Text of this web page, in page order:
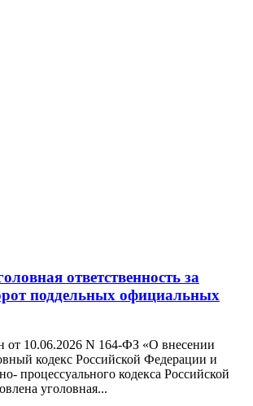
ответственность за
поддельных официальных
от 10.06.2026 N 164-ФЗ «О внесении
кодекс Российской Федерации и
процессуального кодекса Российской
уголовная...